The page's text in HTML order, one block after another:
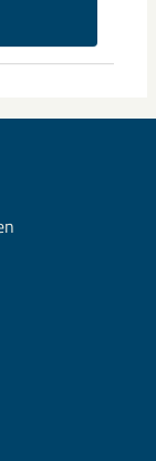
Nu